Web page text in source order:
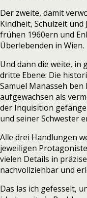
Der zweite, damit
Kindheit, Schulzeit und
frühen 1960ern und
Überlebenden in Wien.
Und dann die weite, in
dritte Ebene: Die
Samuel Manasseh
aufgewachsen als
der Inquisition
und seiner Schwester
Alle drei Handlungen
jeweiligen
vielen Details in
nachvollziehbar und
Das las ich gefesselt,